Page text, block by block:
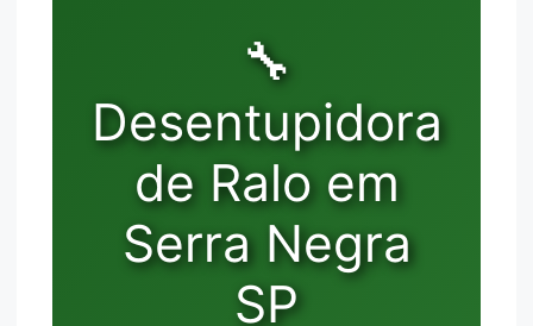
🔧
Desentupidora
de Ralo em
Serra Negra
SP